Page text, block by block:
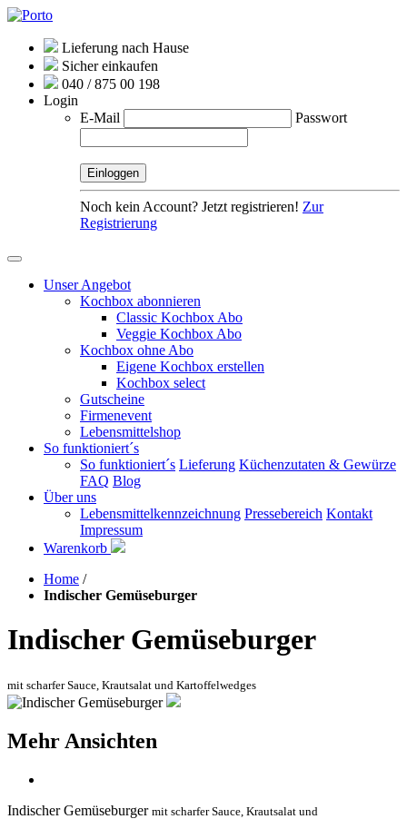
Lieferung nach Hause
Sicher einkaufen
040 / 875 00 198
Login
E-Mail
Passwort
Noch kein Account? Jetzt registrieren! Zur
Registrierung
Unser Angebot
Kochbox abonnieren
Classic Kochbox Abo
Veggie Kochbox Abo
Kochbox ohne Abo
Eigene Kochbox erstellen
Kochbox select
Gutscheine
Firmenevent
Lebensmittelshop
So funktioniert´s
So funktioniert´s Lieferung Küchenzutaten & Gewürze
FAQ Blog
Über uns
Lebensmittelkennzeichnung Pressebereich Kontakt
Impressum
Warenkorb
Home /
Indischer Gemüseburger
Indischer Gemüseburger
mit scharfer Sauce, Krautsalat und Kartoffelwedges
Mehr Ansichten
Indischer Gemüseburger mit scharfer Sauce, Krautsalat und